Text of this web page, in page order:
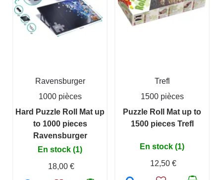
Ravensburger
1000 pièces
Hard Puzzle Roll Mat up
to 1000 pieces
Ravensburger
En stock (1)
18,00 €
Trefl
1500 pièces
Puzzle Roll Mat up to
1500 pieces Trefl
En stock (1)
12,50 €